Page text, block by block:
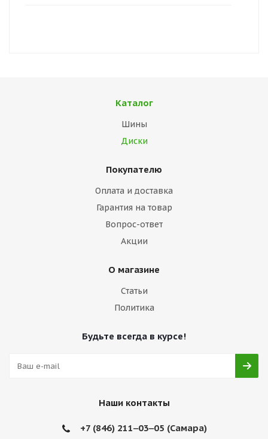
Каталог
Шины
Диски
Покупателю
Оплата и доставка
Гарантия на товар
Вопрос-ответ
Акции
О магазине
Статьи
Политика
Будьте всегда в курсе!
Наши контакты
+7 (846) 211‒03‒05 (Самара)